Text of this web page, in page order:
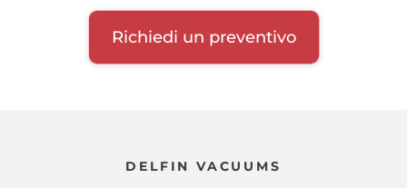
Richiedi un preventivo
DELFIN VACUUMS